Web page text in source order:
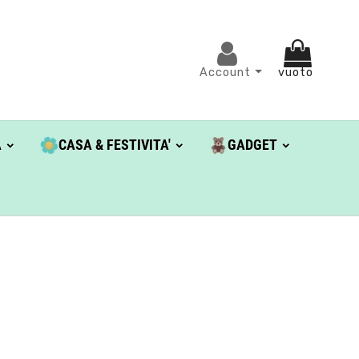
Account vuoto
CASA & FESTIVITA' GADGET